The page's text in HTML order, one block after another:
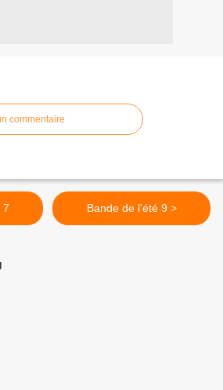
commentaire
7 Bande de l'été 9 >